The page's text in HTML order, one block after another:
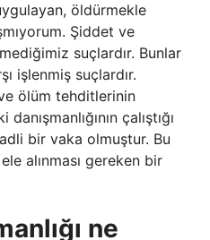
öldürmekle
Şiddet ve
suçlardır. Bunlar
işlenmiş suçlardır.
ölüm tehditlerinin
çalıştığı
bir vaka olmuştur. Bu
alınması gereken bir
ne